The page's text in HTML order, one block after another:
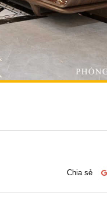
Chia sẻ